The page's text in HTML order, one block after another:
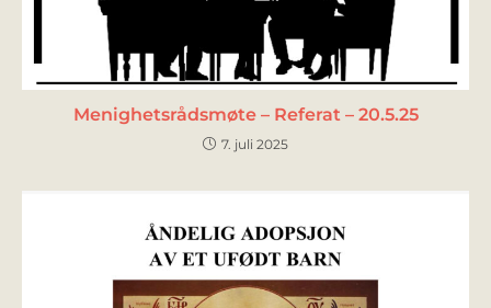
Menighetsrådsmøte – Referat – 20.5.25
7. juli 2025